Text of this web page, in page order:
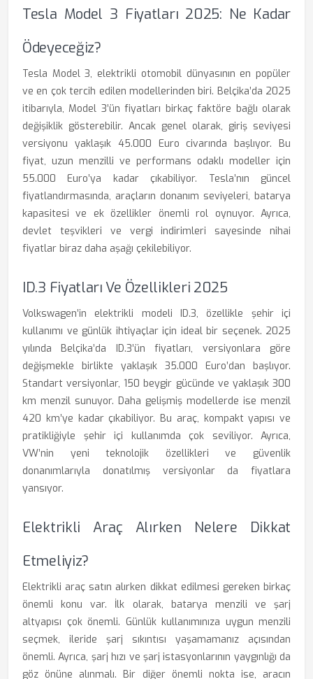
Tesla Model 3 Fiyatları 2025: Ne Kadar
Ödeyeceğiz?
Tesla Model 3, elektrikli otomobil dünyasının en popüler
ve en çok tercih edilen modellerinden biri. Belçika’da 2025
itibarıyla, Model 3’ün fiyatları birkaç faktöre bağlı olarak
değişiklik gösterebilir. Ancak genel olarak, giriş seviyesi
versiyonu yaklaşık 45.000 Euro civarında başlıyor. Bu
fiyat, uzun menzilli ve performans odaklı modeller için
55.000 Euro’ya kadar çıkabiliyor. Tesla’nın güncel
fiyatlandırmasında, araçların donanım seviyeleri, batarya
kapasitesi ve ek özellikler önemli rol oynuyor. Ayrıca,
devlet teşvikleri ve vergi indirimleri sayesinde nihai
fiyatlar biraz daha aşağı çekilebiliyor.
ID.3 Fiyatları Ve Özellikleri 2025
Volkswagen’in elektrikli modeli ID.3, özellikle şehir içi
kullanımı ve günlük ihtiyaçlar için ideal bir seçenek. 2025
yılında Belçika’da ID.3’ün fiyatları, versiyonlara göre
değişmekle birlikte yaklaşık 35.000 Euro’dan başlıyor.
Standart versiyonlar, 150 beygir gücünde ve yaklaşık 300
km menzil sunuyor. Daha gelişmiş modellerde ise menzil
420 km’ye kadar çıkabiliyor. Bu araç, kompakt yapısı ve
pratikliğiyle şehir içi kullanımda çok seviliyor. Ayrıca,
VW’nin yeni teknolojik özellikleri ve güvenlik
donanımlarıyla donatılmış versiyonlar da fiyatlara
yansıyor.
Elektrikli Araç Alırken Nelere Dikkat
Etmeliyiz?
Elektrikli araç satın alırken dikkat edilmesi gereken birkaç
önemli konu var. İlk olarak, batarya menzili ve şarj
altyapısı çok önemli. Günlük kullanımınıza uygun menzili
seçmek, ileride şarj sıkıntısı yaşamamanız açısından
önemli. Ayrıca, şarj hızı ve şarj istasyonlarının yaygınlığı da
göz önüne alınmalı. Bir diğer önemli nokta ise, aracın